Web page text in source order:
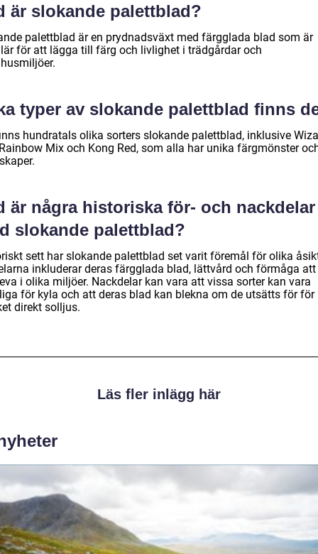
är slokande palettblad?
palettblad är en prydnadsväxt med färgglada blad som är
för att lägga till färg och livlighet i trädgårdar och
typer av slokande palettblad finns
hundratals olika sorters slokande palettblad, inklusive
Mix och Kong Red, som alla har unika färgmönster
är några historiska för- och nackdelar
slokande palettblad?
sett har slokande palettblad set varit föremål för olika
inkluderar deras färgglada blad, lättvård och förmåga att
i olika miljöer. Nackdelar kan vara att vissa sorter kan vara
för kyla och att deras blad kan blekna om de utsätts för för
direkt solljus.
Läs fler inlägg här